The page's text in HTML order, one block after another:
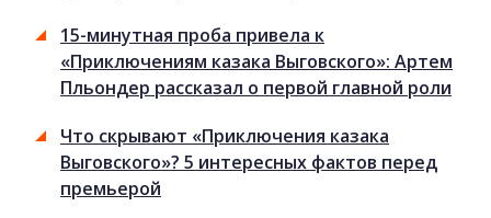
15-минутная проба привела к
«Приключениям казака Выговского»: Артем
Пльондер рассказал о первой главной роли
Что скрывают «Приключения казака
Выговского»? 5 интересных фактов перед
премьерой